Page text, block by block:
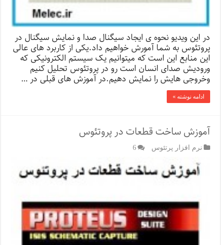
در این ویدیو نحوه ی ایجاد سیگنال صدا و نمایش سیگنال در
پروتئوس به شما آمورش خواهیم داد.یکی از کاربرد های عالی
این منابع این است که میتوانیم یک سیستم الکترونیکی که
ورودیش صدای انسان است رو در پروتئوس تحلیل کنیم
وخروجی هایش را نمایش دهیم.در آموزش های قبلی در …
ادامه نوشته »
آموزش ساخت قطعات در پروتئوس
نرم افزار پرتئوس 6